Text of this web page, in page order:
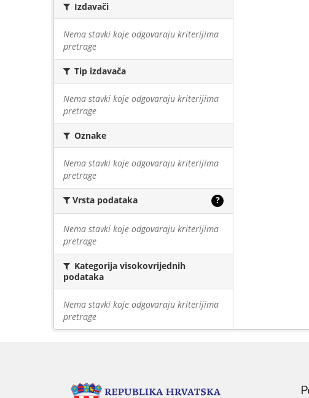
Izdavači
Nema stavki koje odgovaraju kriterijima
pretrage
Tip izdavača
Nema stavki koje odgovaraju kriterijima
pretrage
Oznake
Nema stavki koje odgovaraju kriterijima
pretrage
Vrsta podataka ?
Nema stavki koje odgovaraju kriterijima
pretrage
Kategorija visokovrijednih
podataka
Nema stavki koje odgovaraju kriterijima
pretrage